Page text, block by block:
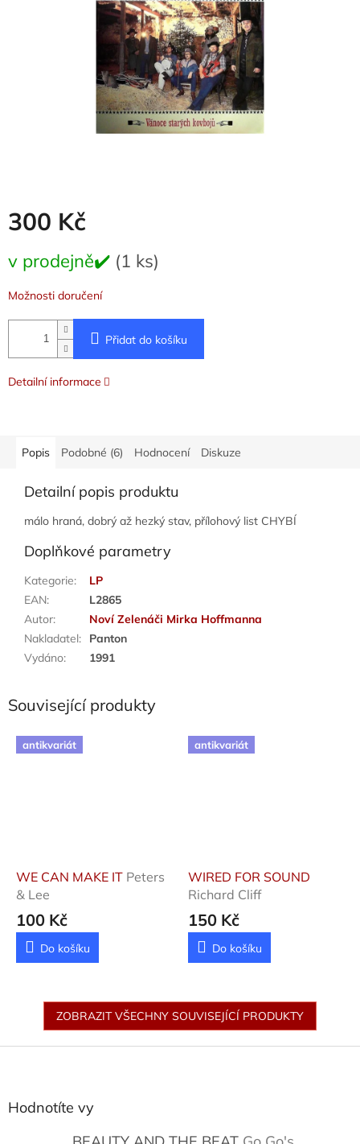
300 Kč
cena:
v prodejně✔️ (1 ks)
Možnosti doručení
Přidat do košíku
Detailní informace
Popis Podobné (6) Hodnocení Diskuze
Detailní popis produktu
málo hraná, dobrý až hezký stav, přílohový list CHYBÍ
Doplňkové parametry
Kategorie:
LP
EAN:
L2865
Autor:
Noví Zelenáči Mirka Hoffmanna
Nakladatel:
Panton
Vydáno: 1991
Související produkty
antikvariát
WE CAN MAKE IT Peters
& Lee
100 Kč
Do košíku
antikvariát
WIRED FOR SOUND
Richard Cliff
150 Kč
Do košíku
ZOBRAZIT VŠECHNY SOUVISEJÍCÍ PRODUKTY
Hodnotíte vy